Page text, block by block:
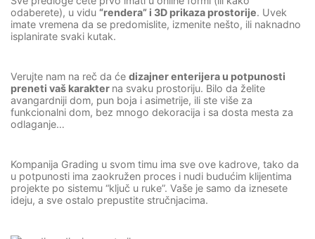
odaberete), u vidu “rendera” i 3D prikaza prostorije. Uvek
imate vremena da se predomislite, izmenite nešto, ili naknadno
isplanirate svaki kutak.
Verujte nam na reč da će dizajner enterijera u potpunosti
preneti vaš karakter na svaku prostoriju. Bilo da želite
avangardniji dom, pun boja i asimetrije, ili ste više za
funkcionalni dom, bez mnogo dekoracija i sa dosta mesta za
odlaganje…
Kompanija Grading u svom timu ima sve ove kadrove, tako da
u potpunosti ima zaokružen proces i nudi budućim klijentima
projekte po sistemu “ključ u ruke”. Vaše je samo da iznesete
ideju, a sve ostalo prepustite stručnjacima.